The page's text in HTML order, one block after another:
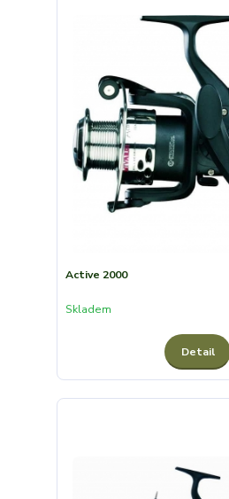
Active 2000
Skladem
Detail